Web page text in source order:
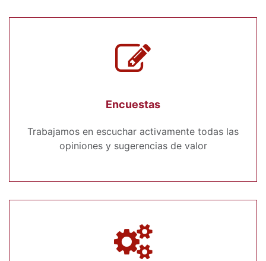
Encuestas
Trabajamos en escuchar activamente todas las
opiniones y sugerencias de valor